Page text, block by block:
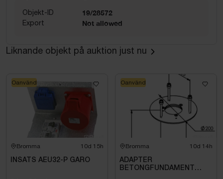
Objekt-ID 19/28572
Export Not allowed
Liknande objekt på auktion just nu
Bromma 10d 15h
INSATS AEU32-P GARO
Oanvänd
Bromma 10d 14h
ADAPTER
BETONGFUNDAMENT
Oanvänd